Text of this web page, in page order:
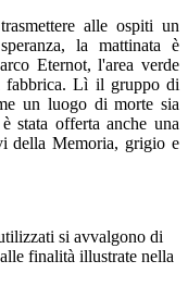
alle ospiti un
la mattinata è
Eternot, l'area verde
fabbrica. Lì il gruppo di
un luogo di morte sia
stata offerta anche una
della Memoria, grigio e
si avvalgono di
finalità illustrate nella